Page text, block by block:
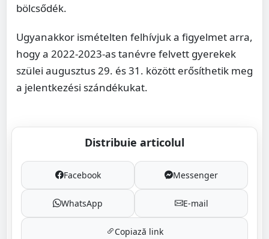
bölcsődék.
Ugyanakkor ismételten felhívjuk a figyelmet arra,
hogy a 2022-2023-as tanévre felvett gyerekek
szülei augusztus 29. és 31. között erősíthetik meg
a jelentkezési szándékukat.
Distribuie articolul
Facebook Messenger
WhatsApp E-mail
Copiază link